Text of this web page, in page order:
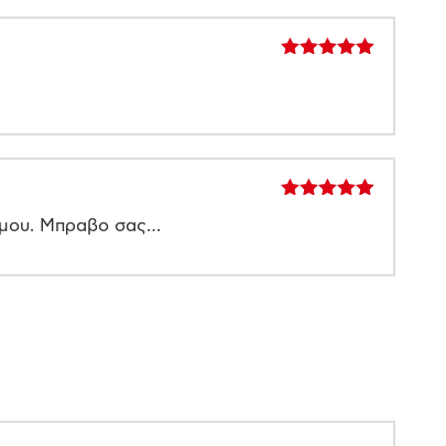
μου. Μπραβο σας…